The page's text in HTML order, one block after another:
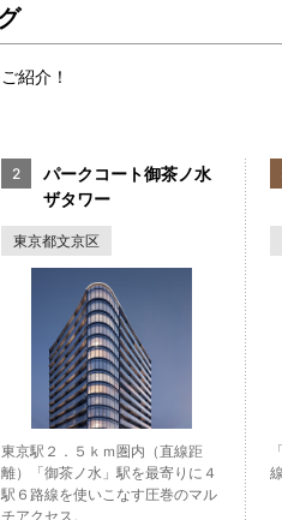
紹介！
パークコート御茶ノ水
ザタワー
東京都文京区
東京駅２．５ｋｍ圏内（直線距
離）「御茶ノ水」駅を最寄りに４
駅６路線を使いこなす圧巻のマル
チアクセス。